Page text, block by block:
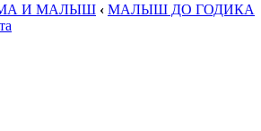
И МАЛЫШ ‹ МАЛЫШ ДО ГОДИКА